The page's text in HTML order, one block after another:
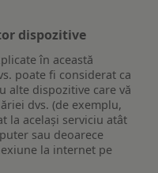
dispozitive
în această
poate fi considerat ca
alte dispozitive care vă
dvs. (de exemplu,
la același serviciu atât
sau deoarece
la internet pe